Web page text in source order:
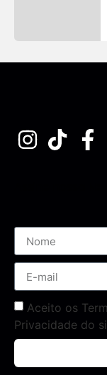
Aceito os
Privacidade do